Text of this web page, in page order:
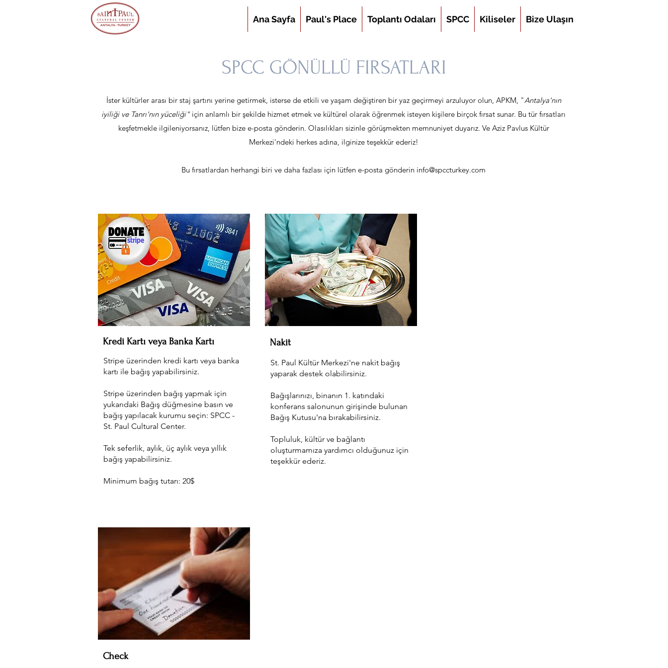
Ana Sayfa Paul's Place Toplantı Odaları SPCC Kiliseler Bize Ulaşın
SPCC GÖNÜLLÜ FIRSATLARI
İster kültürler arası bir staj şartını yerine getirmek, isterse de etkili ve yaşam değiştiren bir yaz geçirmeyi arzuluyor olun, APKM, "Antalya'nın
iyiliği ve Tanrı'nın yüceliği" için anlamlı bir şekilde hizmet etmek ve kültürel olarak öğrenmek isteyen kişilere birçok fırsat sunar. Bu tür fırsatları
keşfetmekle ilgileniyorsanız, lütfen bize e-posta gönderin. Olasılıkları sizinle görüşmekten memnuniyet duyarız. Ve Aziz Pavlus Kültür
Merkezi'ndeki herkes adına, ilginize teşekkür ederiz!
Bu fırsatlardan herhangi biri ve daha fazlası için lütfen e-posta gönderin info@spccturkey.com
Kredi Kartı veya Banka Kartı
Stripe üzerinden kredi kartı veya banka
kartı ile bağış yapabilirsiniz.
Stripe üzerinden bağış yapmak için
yukarıdaki Bağış düğmesine basın ve
bağış yapılacak kurumu seçin: SPCC -
St. Paul Cultural Center.
Tek seferlik, aylık, üç aylık veya yıllık
bağış yapabilirsiniz.
Minimum bağış tutarı: 20$
Nakit
St. Paul Kültür Merkezi'ne nakit bağış
yaparak destek olabilirsiniz.
Bağışlarınızı, binanın 1. katındaki
konferans salonunun girişinde bulunan
Bağış Kutusu'na bırakabilirsiniz.
Topluluk, kültür ve bağlantı
oluşturmamıza yardımcı olduğunuz için
teşekkür ederiz.
Check